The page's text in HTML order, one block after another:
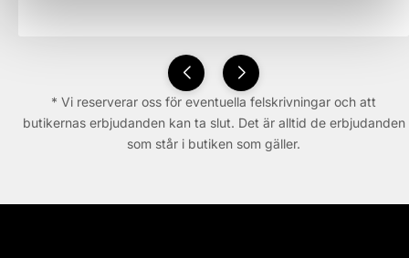
* Vi reserverar oss för eventuella felskrivningar och att
butikernas erbjudanden kan ta slut. Det är alltid de erbjudanden
som står i butiken som gäller.